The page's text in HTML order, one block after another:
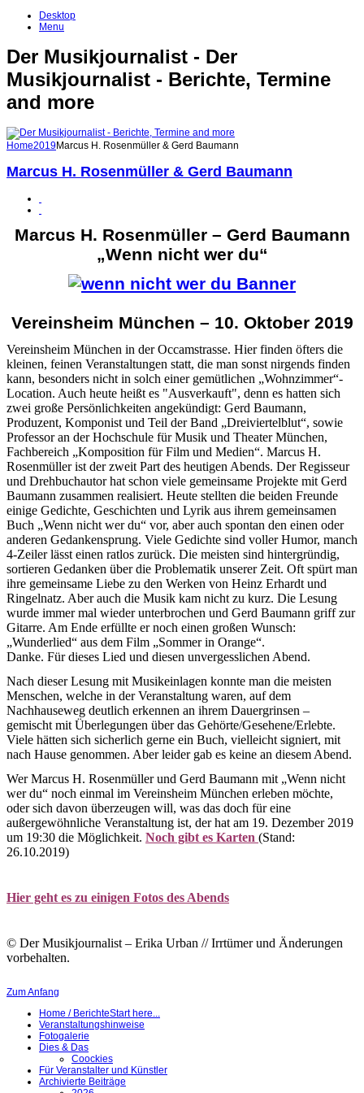
Desktop
Menu
Der Musikjournalist - Der
Musikjournalist - Berichte, Termine
and more
Home2019Marcus H. Rosenmüller & Gerd Baumann
Marcus H. Rosenmüller & Gerd Baumann
Marcus H. Rosenmüller – Gerd Baumann
„Wenn nicht wer du“
Vereinsheim München – 10. Oktober 2019
Vereinsheim München in der Occamstrasse. Hier finden öfters die
kleinen, feinen Veranstaltungen statt, die man sonst nirgends finden
kann, besonders nicht in solch einer gemütlichen „Wohnzimmer“-
Location. Auch heute heißt es "Ausverkauft", denn es hatten sich
zwei große Persönlichkeiten angekündigt: Gerd Baumann,
Produzent, Komponist und Teil der Band „Dreiviertelblut“, sowie
Professor an der Hochschule für Musik und Theater München,
Fachbereich „Komposition für Film und Medien“. Marcus H.
Rosenmüller ist der zweit Part des heutigen Abends. Der Regisseur
und Drehbuchautor hat schon viele gemeinsame Projekte mit Gerd
Baumann zusammen realisiert. Heute stellten die beiden Freunde
einige Gedichte, Geschichten und Lyrik aus ihrem gemeinsamen
Buch „Wenn nicht wer du“ vor, aber auch spontan den einen oder
anderen Gedankensprung. Viele Gedichte sind voller Humor, manch
4-Zeiler lässt einen ratlos zurück. Die meisten sind hintergründig,
sortieren Gedanken über die Problematik unserer Zeit. Oft spürt man
ihre gemeinsame Liebe zu den Werken von Heinz Erhardt und
Ringelnatz. Aber auch die Musik kam nicht zu kurz. Die Lesung
wurde immer mal wieder unterbrochen und Gerd Baumann griff zur
Gitarre. Am Ende erfüllte er noch einen großen Wunsch:
„Wunderlied“ aus dem Film „Sommer in Orange“.
Danke. Für dieses Lied und diesen unvergesslichen Abend.
Nach dieser Lesung mit Musikeinlagen konnte man die meisten
Menschen, welche in der Veranstaltung waren, auf dem
Nachhauseweg deutlich erkennen an ihrem Dauergrinsen –
gemischt mit Überlegungen über das Gehörte/Gesehene/Erlebte.
Viele hätten sich sicherlich gerne ein Buch, vielleicht signiert, mit
nach Hause genommen. Aber leider gab es keine an diesem Abend.
Wer Marcus H. Rosenmüller und Gerd Baumann mit „Wenn nicht
wer du“ noch einmal im Vereinsheim München erleben möchte,
oder sich davon überzeugen will, was das doch für eine
außergewöhnliche Veranstaltung ist, der hat am 19. Dezember 2019
um 19:30 die Möglichkeit. Noch gibt es Karten (Stand:
26.10.2019)
Hier geht es zu einigen Fotos des Abends
© Der Musikjournalist – Erika Urban // Irrtümer und Änderungen
vorbehalten.
Zum Anfang
Home / BerichteStart here...
Veranstaltungshinweise
Fotogalerie
Dies & Das
Coockies
Für Veranstalter und Künstler
Archivierte Beiträge